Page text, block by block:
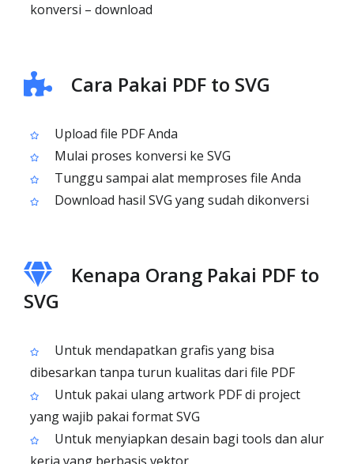
konversi – download
Cara Pakai PDF to SVG
Upload file PDF Anda
Mulai proses konversi ke SVG
Tunggu sampai alat memproses file Anda
Download hasil SVG yang sudah dikonversi
Kenapa Orang Pakai PDF to
SVG
Untuk mendapatkan grafis yang bisa
dibesarkan tanpa turun kualitas dari file PDF
Untuk pakai ulang artwork PDF di project
yang wajib pakai format SVG
Untuk menyiapkan desain bagi tools dan alur